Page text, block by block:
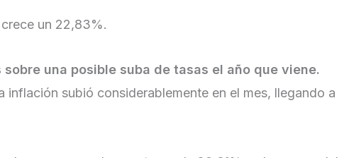
un 22,83%.
una posible suba de tasas el año que viene.
subió considerablemente en el mes, llegando a